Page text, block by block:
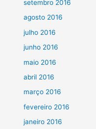
setembro 2016
agosto 2016
julho 2016
junho 2016
maio 2016
abril 2016
março 2016
fevereiro 2016
janeiro 2016